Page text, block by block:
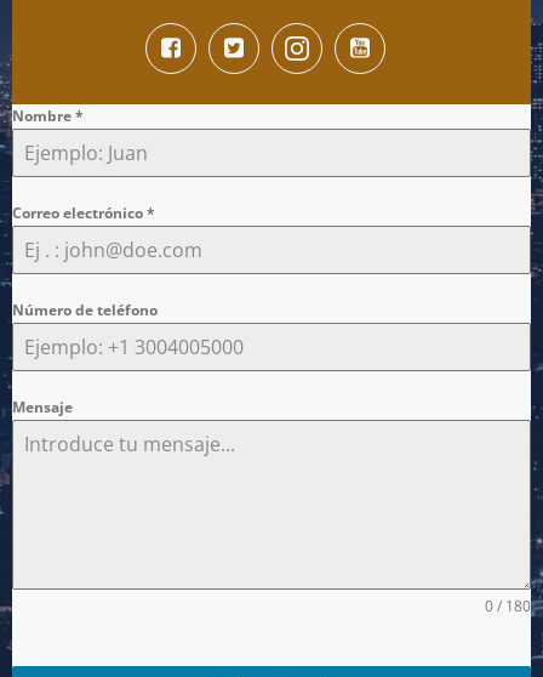
Nombre*
Correo electrónico*
Número de teléfono
Mensaje
0 / 180